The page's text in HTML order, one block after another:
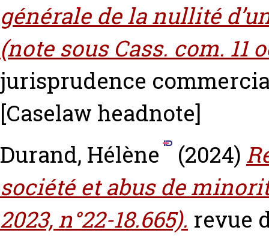
générale de la nullité
(note sous Cass. com. 11
jurisprudence
[Caselaw headnote]
Durand, Hélène
(2024)
société et abus de
2023, n°22-18.665). revue